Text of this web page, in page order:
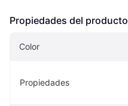
Propiedades del producto
Color
Propiedades